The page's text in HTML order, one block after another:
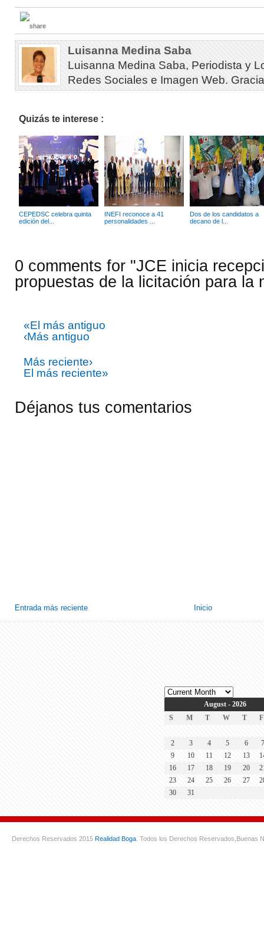
Luisanna Medina Saba
Luisanna Medina Saba, Periodista y
Redes Sociales e Imagen Web.
Quizás te interese :
CEPEDSC celebra quinta
edición del...
INEFI reconoce a 41
personalidades ...
Dos de los candidatos a
decano de l...
0 comments for "JCE inicia
propuestas de la licitación para la
«El más antiguo
‹Más antiguo
Más reciente›
El más reciente»
Déjanos tus comentarios
Entrada más reciente Inicio
August - 2026
S
M T W T F
2 3 4 5 6
9
10 11 12 13
16
17 18 19 20
23
24 25 26 27
30
31
Derechos Reservados 2015 Realidad Boga . Todos los Derechos Reservados, Buenas